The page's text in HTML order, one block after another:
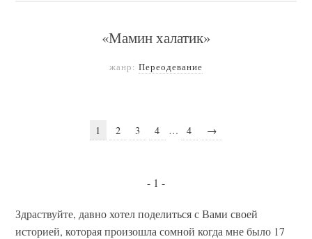
«Мамин халатик»
жанр: Переодевание
1 2 3 4 … 4 →
- 1 -
Здраствуйте, давно хотел поделиться с Вами своей
историей, которая произошла сомной когда мне было 17